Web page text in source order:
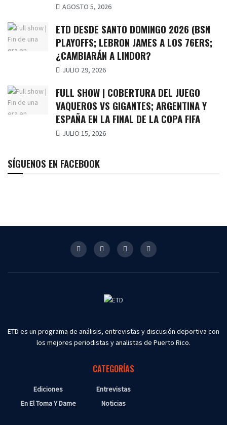
AGOSTO 5, 2026
ETD DESDE SANTO DOMINGO 2026 (BSN
PLAYOFFS; LEBRON JAMES A LOS 76ERS;
¿CAMBIARÁN A LINDOR?
JULIO 29, 2026
FULL SHOW | COBERTURA DEL JUEGO
VAQUEROS VS GIGANTES; ARGENTINA Y
ESPAÑA EN LA FINAL DE LA COPA FIFA
JULIO 15, 2026
SÍGUENOS EN FACEBOOK
ETD es un programa de análisis, entrevistas y discusión deportiva con
los mejores periodistas y analistas de Puerto Rico.
CATEGORÍAS
Ediciones
En El Toma Y Dame
Entrevistas
Noticias